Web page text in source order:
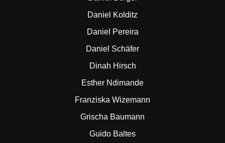
Daniel Kolditz
Daniel Pereira
Daniel Schäfer
Dinah Hirsch
Esther Ndimande
Franziska Wizemann
Grischa Baumann
Guido Baltes